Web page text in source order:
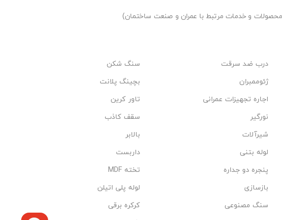
و خدمات مرتبط با عمران و صنعت ساختمان)
درب ضد سرقت
ژئوممبران
اجاره تجهیزات عمرانی
نورگیر
شیرآلات
لوله بتنی
پنجره دو جداره
بازسازی
سنگ مصنوعی
سنگ شکن
بچینگ پلانت
تاور کرین
سقف کاذب
بالابر
داربست
تخته MDF
لوله پلی اتیلن
کرکره برقی